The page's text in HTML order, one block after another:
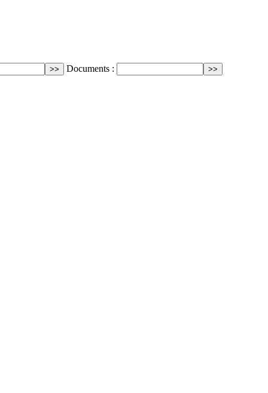
Documents :